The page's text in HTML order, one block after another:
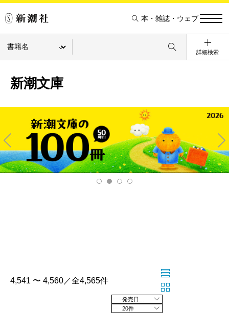
本・雑誌・ウェブ
詳細検索
新潮文庫
Pre
v
Ne
xt
4,541 〜 4,560／全4,565件
20件